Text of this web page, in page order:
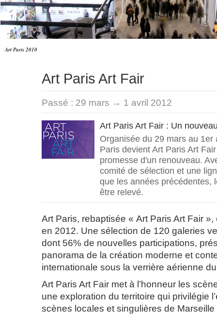
Art Paris 2010
Art Paris Art Fair
Passé : 29 mars → 1 avril 2012
Art Paris Art Fair : Un
Organisée du 29 mars au 1er
Paris devient Art Paris Art
promesse d'un renouveau.
comité de sélection et une
que les années précédentes,
être relevé.
Art Paris, rebaptisée « Art Paris Art Fair
en 2012. Une sélection de 120 galeries
dont 56% de nouvelles participations,
panorama de la création moderne et
internationale sous la verrière aérienne
Art Paris Art Fair met à l’honneur les
une exploration du territoire qui privilégie
scènes locales et singulières de